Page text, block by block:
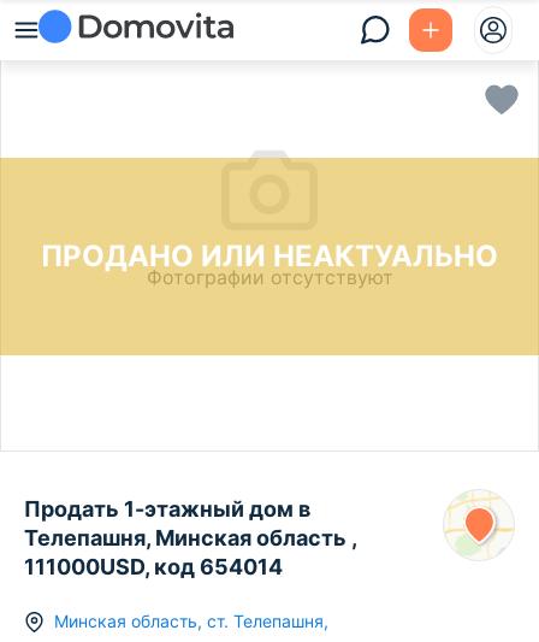
ПРОДАНО ИЛИ НЕАКТУАЛЬНО
Фотографии отсутствуют
Продать 1-этажный дом в
Телепашня, Минская область ,
111000USD, код 654014
Минская область, ст. Телепашня,